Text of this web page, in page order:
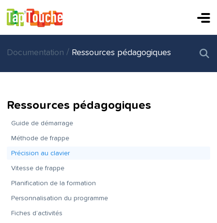
Documentation / Ressources pédagogiques
Ressources pédagogiques
Guide de démarrage
Méthode de frappe
Précision au clavier
Vitesse de frappe
Planification de la formation
Personnalisation du programme
Fiches d’activités